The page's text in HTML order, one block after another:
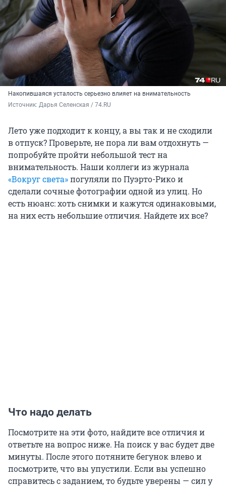
Накопившаяся усталость серьезно влияет на внимательность
Источник: Дарья Селенская / 74.RU
Лето уже подходит к концу, а вы так и не сходили
в отпуск? Проверьте, не пора ли вам отдохнуть —
попробуйте пройти небольшой тест на
внимательность. Наши коллеги из журнала
«Вокруг света»погуляли по Пуэрто-Рико и
сделали сочные фотографии одной из улиц. Но
есть нюанс: хоть снимки и кажутся одинаковыми,
на них есть небольшие отличия. Найдете их все?
Что надо делать
Посмотрите на эти фото, найдите все отличия и
ответьте на вопрос ниже. На поиск у вас будет две
минуты. После этого потяните бегунок влево и
посмотрите, что вы упустили. Если вы успешно
справитесь с заданием, то будьте уверены — сил у